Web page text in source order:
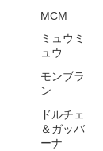
MCM
ミュウミ
ュウ
モンブラ
ン
ドルチェ
＆ガッバ
ーナ